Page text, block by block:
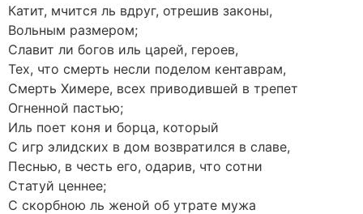
Катит, мчится ль вдруг, отрешив законы,
Вольным размером;
Славит ли богов иль царей, героев,
Тех, что смерть несли поделом кентаврам,
Смерть Химере, всех приводившей в трепет
Огненной пастью;
Иль поет коня и борца, который
С игр элидских в дом возвратился в славе,
Песнью, в честь его, одарив, что сотни
Статуй ценнее;
С скорбною ль женой об утрате мужа